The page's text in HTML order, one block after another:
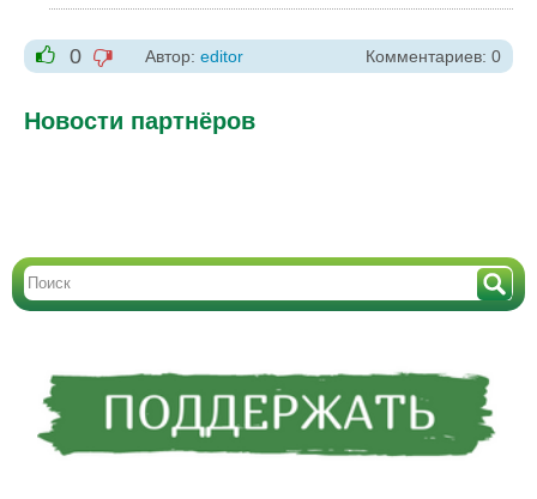
+1
0
-1
Автор: editor Комментариев: 0
Новости партнёров